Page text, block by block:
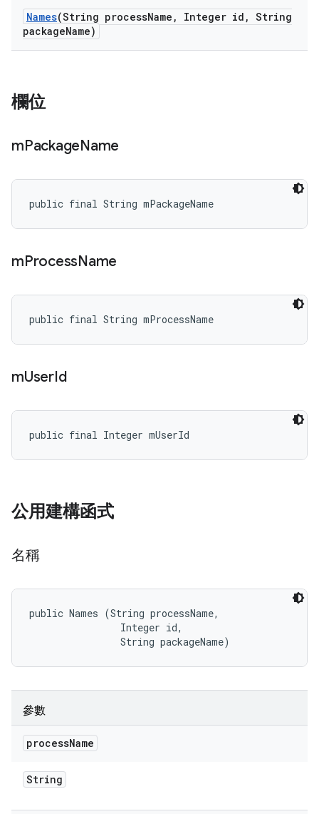
Names(String processName , Integer id , String
packageName)
欄位
mPackageName
public final String mPackageName
mProcessName
public final String mProcessName
mUserId
public final Integer mUserId
公用建構函式
名稱
public Names (String processName,
                Integer id,
                String packageName)
參數
processName
String